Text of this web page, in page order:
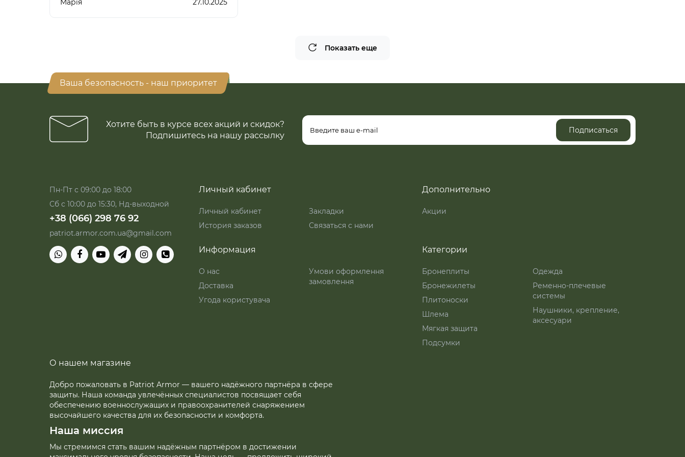
Марія 27.10.2025
Показать еще
Ваша безопасность - наш приоритет
Хотите быть в курсе всех акций и скидок?
Подпишитесь на нашу рассылку
Подписаться
Пн-Пт с 09:00 до 18:00
Сб с 10:00 до 15:30, Нд-выходной
+38 (066) 298 76 92
patriot.armor.com.ua@gmail.com
Личный кабинет
Личный кабинет
История заказов
Закладки
Связаться с нами
Дополнительно
Акции
Информация
О нас
Доставка
Угода користувача
Умови оформлення
замовлення
Категории
Бронеплиты
Бронежилеты
Плитоноски
Шлема
Мягкая защита
Подсумки
Одежда
Ременно-плечевые
системы
Наушники, крепление,
аксесуари
О нашем магазине
Добро пожаловать в Patriot Armor — вашего надёжного партнёра в сфере
защиты. Наша команда увлечённых специалистов посвящает себя
обеспечению военнослужащих и правоохранителей снаряжением
высочайшего качества для их безопасности и комфорта.
Наша миссия
Мы стремимся стать вашим надёжным партнёром в достижении